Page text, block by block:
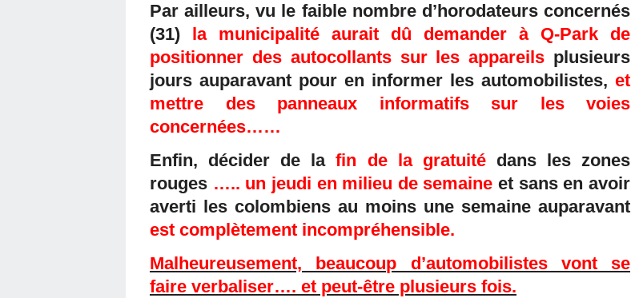
Par ailleurs, vu le faible nombre d’horodateurs concernés
(31) la municipalité aurait dû demander à Q-Park de
positionner des autocollants sur les appareils plusieurs
jours auparavant pour en informer les automobilistes, et
mettre des panneaux informatifs sur les voies
concernées……
Enfin, décider de lafin de la gratuité dans les zones
rouges ….. un jeudi en milieu de semaineet sans en avoir
averti les colombiens au moins une semaine auparavant
est complètement incompréhensible.
Malheureusement, beaucoup d’automobilistes vont se
faire verbaliser…. et peut-être plusieurs fois.